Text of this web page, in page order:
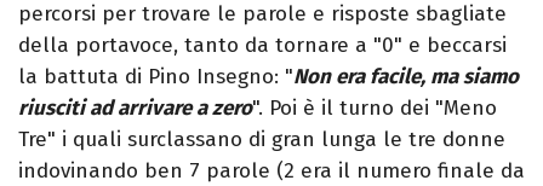
percorsi per trovare le parole e risposte sbagliate
della portavoce, tanto da tornare a "0" e beccarsi
la battuta di Pino Insegno: "Non era facile, ma siamo
riusciti ad arrivare a zero". Poi è il turno dei "Meno
Tre" i quali surclassano di gran lunga le tre donne
indovinando ben 7 parole (2 era il numero finale da